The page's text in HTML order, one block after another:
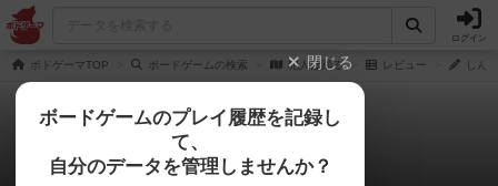
ログイン
ボドゲーマTOP ボードゲームの検索 犯人は踊る レビュー しん
犯人は踊る
しんたろさんのレビュー
閉じる
ボードゲームのプレイ履歴を記録し
て、
自分のデータを管理しませんか？